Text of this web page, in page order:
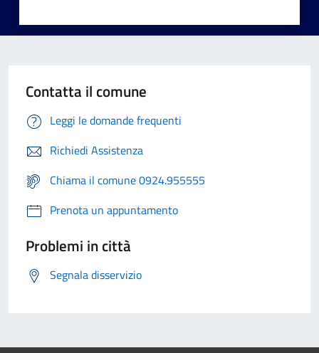
Contatta il comune
Leggi le domande frequenti
Richiedi Assistenza
Chiama il comune 0924.955555
Prenota un appuntamento
Problemi in città
Segnala disservizio